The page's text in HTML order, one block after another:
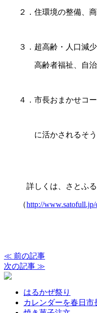
２．住環境の整備
３．超高齢・人口減
高齢者福祉、自治
４．市長おまかせコ
に活かされるそ
詳しくは、さとふ
（http://
≪ 前の記事
次の記事 ≫
はるかぜ祭り
カレンダーを春日市